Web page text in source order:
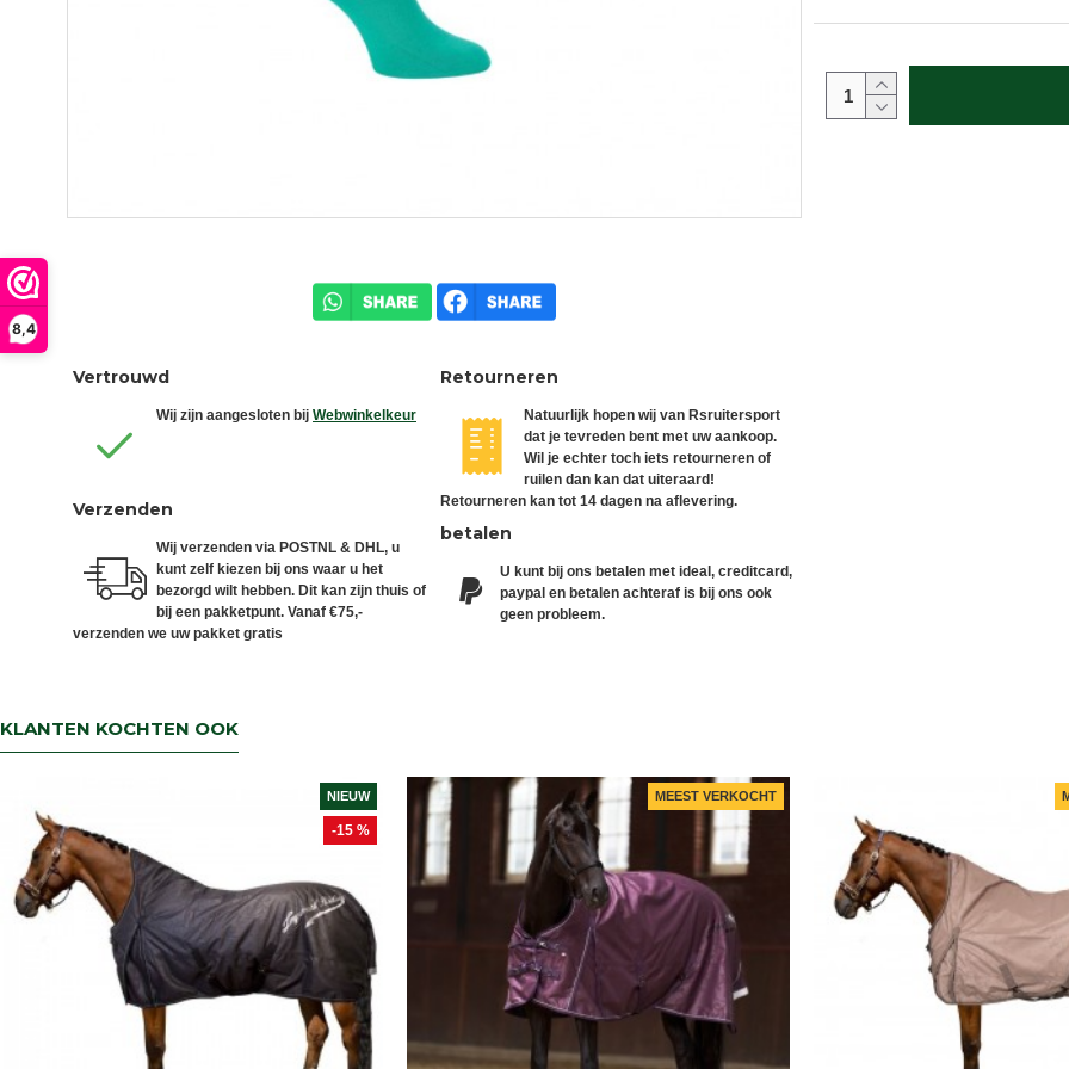
8,4
Vertrouwd
Wij zijn aangesloten bij Webwinkelkeur
Verzenden
Wij verzenden via POSTNL & DHL, u
kunt zelf kiezen bij ons waar u het
bezorgd wilt hebben. Dit kan zijn thuis of
bij een pakketpunt. Vanaf €75,-
verzenden we uw pakket gratis
Retourneren
Natuurlijk hopen wij van Rsruitersport
dat je tevreden bent met uw aankoop.
Wil je echter toch iets retourneren of
ruilen dan kan dat uiteraard!
Retourneren kan tot 14 dagen na aflevering.
betalen
U kunt bij ons betalen met ideal, creditcard,
paypal en betalen achteraf is bij ons ook
geen probleem.
KLANTEN KOCHTEN OOK
NIEUW
-15 %
MEEST VERKOCHT